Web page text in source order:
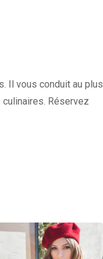
Il vous conduit au plus
Réservez